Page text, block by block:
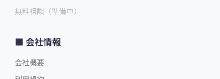
無料相談（準備中）
会社情報
会社概要